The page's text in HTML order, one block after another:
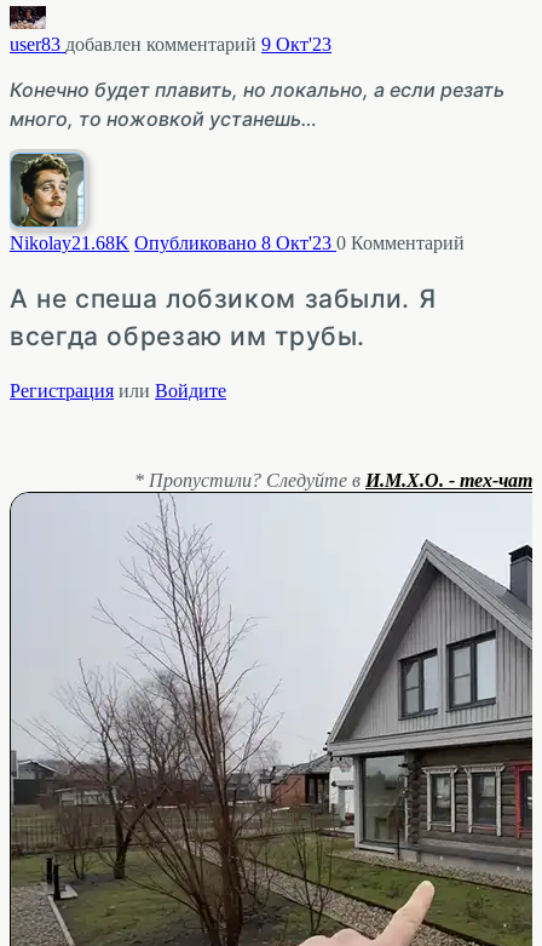
user83 добавлен комментарий 9 Окт'23
Конечно будет плавить, но локально, а если резать
много, то ножовкой устанешь…
Nikolay21.68K Опубликовано 8 Окт'23 0 Комментарий
А не спеша лобзиком забыли. Я
всегда обрезаю им трубы.
Регистрация или Войдите
* Пропустили? Следуйте в И.М.Х.О. - тех-чат